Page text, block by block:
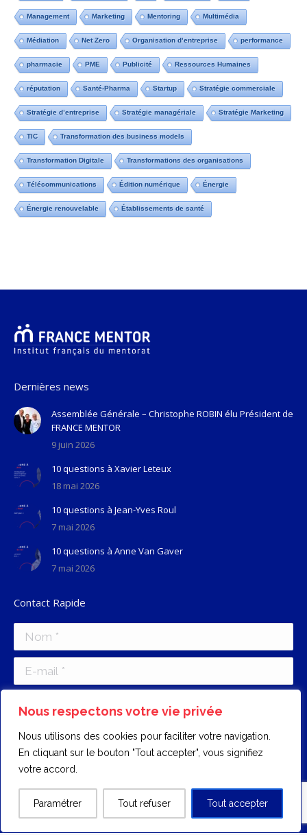
Nous respectons votre vie privée
Nous utilisons des cookies pour faciliter votre navigation.
En cliquant sur le bouton "Tout accepter", vous signifiez
votre accord.
Paramétrer Tout refuser Tout accepter
Management Marketing Mentoring Multimédia
Médiation Net Zero Organisation d’entreprise performance
pharmacie PME Publicité Ressources Humaines
réputation Santé-Pharma Startup Stratégie commerciale
Stratégie d’entreprise Stratégie managériale Stratégie Marketing
TIC Transformation des business models
Transformation Digitale Transformations des organisations
Télécommunications Édition numérique Énergie
Énergie renouvelable Établissements de santé
Dernières news
Assemblée Générale – Christophe ROBIN élu Président de
FRANCE MENTOR
9 juin 2026
10 questions à Xavier Leteux
18 mai 2026
10 questions à Jean-Yves Roul
7 mai 2026
10 questions à Anne Van Gaver
7 mai 2026
Contact Rapide
Nom *
E-mail *
Envoyer